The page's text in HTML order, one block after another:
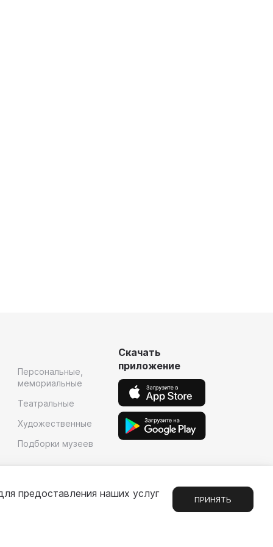
Персональные,
мемориальные
Театральные
Художественные
Подборки музеев
Скачать
приложение
предоставления наших услуг
ПРИНЯТЬ